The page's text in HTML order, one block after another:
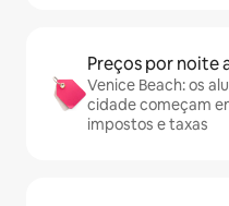
Preços por noite
Venice Beach: os
cidade começam
impostos e taxas